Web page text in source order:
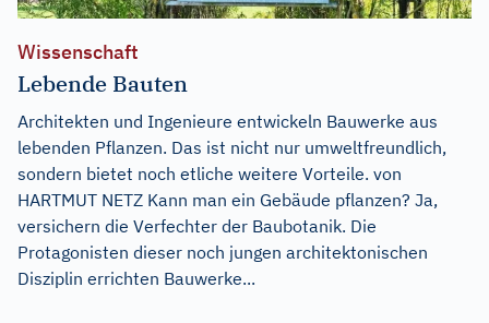
Wissenschaft
Lebende Bauten
Architekten und Ingenieure entwickeln Bauwerke aus
lebenden Pflanzen. Das ist nicht nur umweltfreundlich,
sondern bietet noch etliche weitere Vorteile. von
HARTMUT NETZ Kann man ein Gebäude pflanzen? Ja,
versichern die Verfechter der Baubotanik. Die
Protagonisten dieser noch jungen architektonischen
Disziplin errichten Bauwerke...